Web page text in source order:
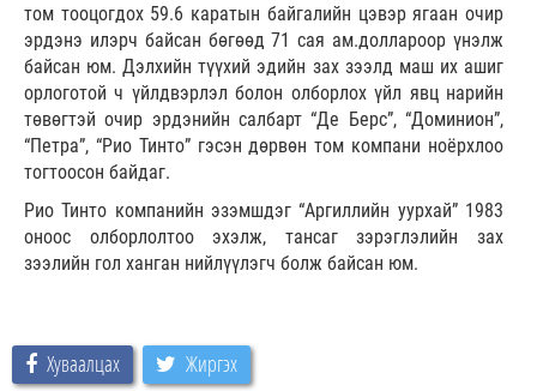
том тооцогдох 59.6 каратын байгалийн цэвэр ягаан очир
эрдэнэ илэрч байсан бөгөөд 71 сая ам.доллароор үнэлж
байсан юм. Дэлхийн түүхий эдийн зах зээлд маш их ашиг
орлоготой ч үйлдвэрлэл болон олборлох үйл явц нарийн
төвөгтэй очир эрдэнийн салбарт “Де Берс”, “Доминион”,
“Петра”, “Рио Тинто” гэсэн дөрвөн том компани ноёрхлоо
тогтоосон байдаг.
Рио Тинто компанийн эзэмшдэг “Аргиллийн уурхай” 1983
оноос олборлолтоо эхэлж, тансаг зэрэглэлийн зах
зээлийн гол ханган нийлүүлэгч болж байсан юм.
Хуваалцах Жиргэх